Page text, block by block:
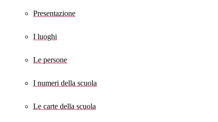
Presentazione
I luoghi
Le persone
I numeri della scuola
Le carte della scuola